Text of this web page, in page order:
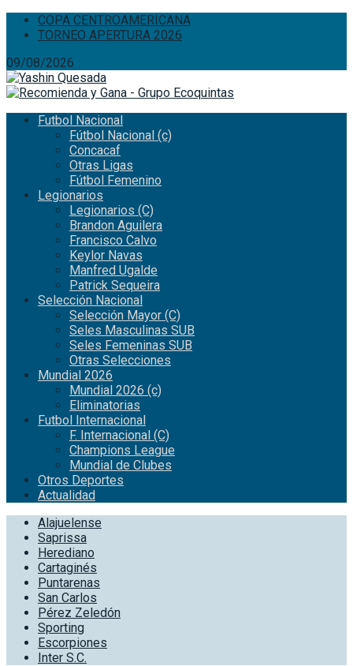
COPA CENTROAMERICANA
TORNEO APERTURA 2026
09/08/2026
Futbol Nacional
Fútbol Nacional (c)
Concacaf
Otras Ligas
Fútbol Femenino
Legionarios
Legionarios (C)
Brandon Aguilera
Francisco Calvo
Keylor Navas
Manfred Ugalde
Patrick Sequeira
Selección Nacional
Selección Mayor (C)
Seles Masculinas SUB
Seles Femeninas SUB
Otras Selecciones
Mundial 2026
Mundial 2026 (c)
Eliminatorias
Futbol Internacional
F. Internacional (C)
Champions League
Mundial de Clubes
Otros Deportes
Actualidad
Alajuelense
Saprissa
Herediano
Cartaginés
Puntarenas
San Carlos
Pérez Zeledón
Sporting
Escorpiones
Inter S.C.